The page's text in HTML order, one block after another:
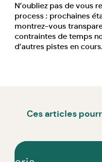
N’oubliez pas de vous
process : prochaines
montrez-vous
contraintes de temps
d’autres pistes en cours.
Ces articles